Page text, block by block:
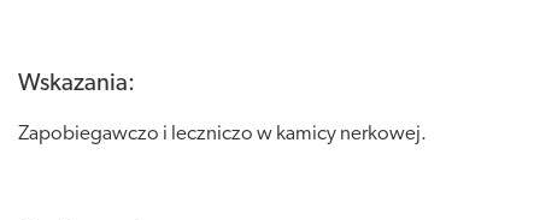
Wskazania:
Zapobiegawczo i leczniczo w kamicy nerkowej.